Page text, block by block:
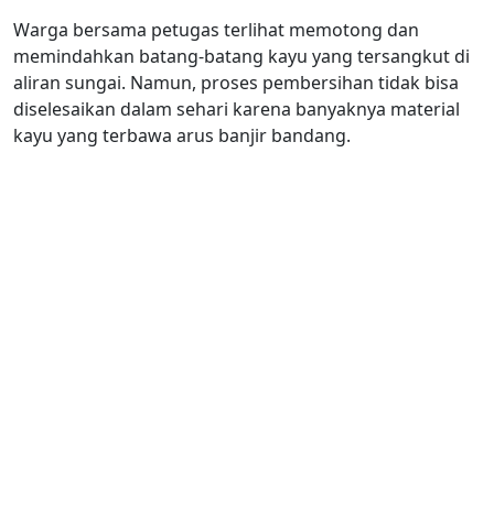
Warga bersama petugas terlihat memotong dan
memindahkan batang-batang kayu yang tersangkut di
aliran sungai. Namun, proses pembersihan tidak bisa
diselesaikan dalam sehari karena banyaknya material
kayu yang terbawa arus banjir bandang.